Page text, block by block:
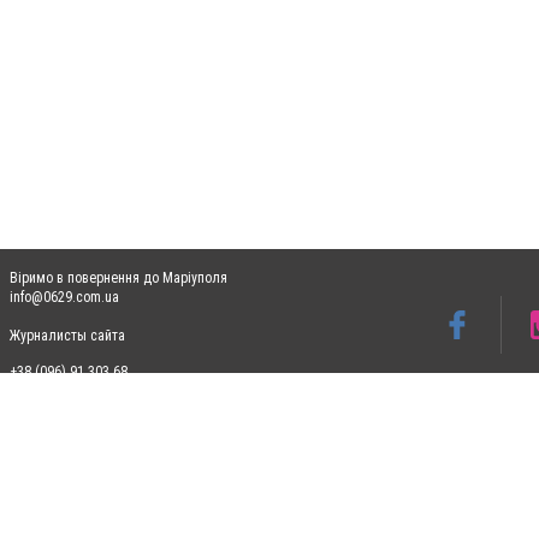
Віримо в повернення до Маріуполя
info@0629.com.ua
Журналисты сайта
+38 (096) 91 303 68